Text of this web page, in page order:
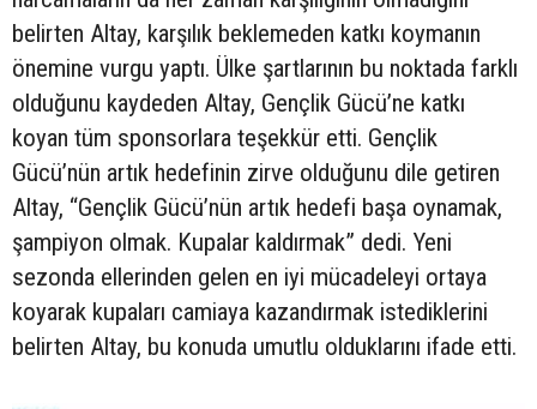
belirten Altay, karşılık beklemeden katkı koymanın
önemine vurgu yaptı. Ülke şartlarının bu noktada farklı
olduğunu kaydeden Altay, Gençlik Gücü’ne katkı
koyan tüm sponsorlara teşekkür etti. Gençlik
Gücü’nün artık hedefinin zirve olduğunu dile getiren
Altay, “Gençlik Gücü’nün artık hedefi başa oynamak,
şampiyon olmak. Kupalar kaldırmak” dedi. Yeni
sezonda ellerinden gelen en iyi mücadeleyi ortaya
koyarak kupaları camiaya kazandırmak istediklerini
belirten Altay, bu konuda umutlu olduklarını ifade etti.